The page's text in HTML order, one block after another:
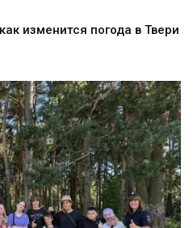
изменится погода в Твери